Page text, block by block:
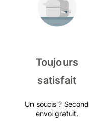
Toujours
satisfait
Un soucis ? Second
envoi gratuit.